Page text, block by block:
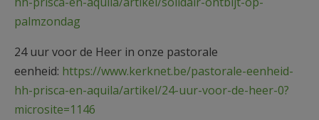
palmzondag
24 uur voor de Heer in onze pastorale
eenheid: https://www.kerknet.be/pastorale-eenheid-
hh-prisca-en-aquila/artikel/24-uur-voor-de-heer-0?
microsite=1146